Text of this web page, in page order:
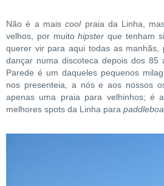
Não é a maiscoolpraia da Linha,
velhos, por muitohipster que tenham
querer vir para aqui todas as manhãs,
dançar numa discoteca depois dos 85
Parede é um daqueles pequenos
nos presenteia, a nós e aos nossos
apenas uma praia para velhinhos; é
melhores spots da Linha para